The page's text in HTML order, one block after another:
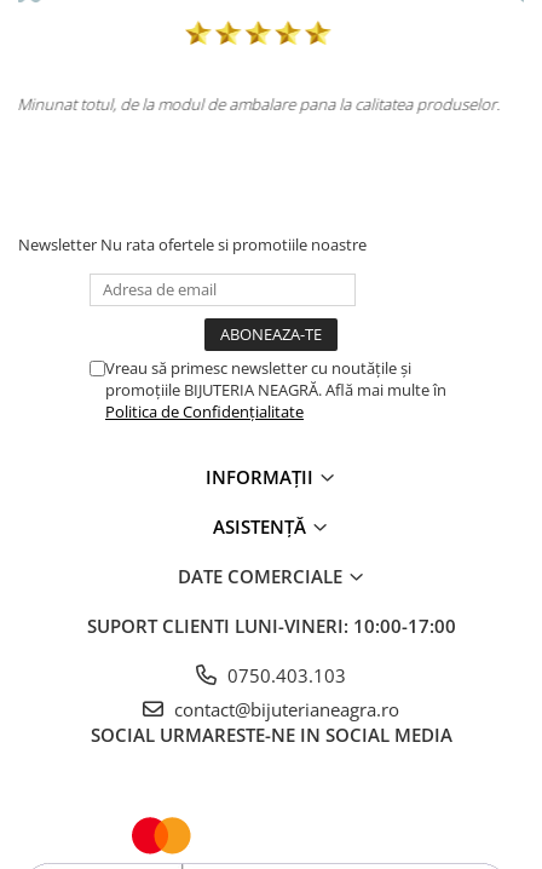
produselor.
Totul la superlativ! Produsul, fix descrierea,
Newsletter Nu rata ofertele si promotiile noastre
Vreau să primesc newsletter cu noutățile și
promoțiile BIJUTERIA NEAGRĂ. Află mai multe în
Politica de Confidențialitate
INFORMAȚII
ASISTENȚĂ
DATE COMERCIALE
SUPORT CLIENTI LUNI-VINERI: 10:00-17:00
0750.403.103
contact@bijuterianeagra.ro
SOCIAL URMARESTE-NE IN SOCIAL MEDIA